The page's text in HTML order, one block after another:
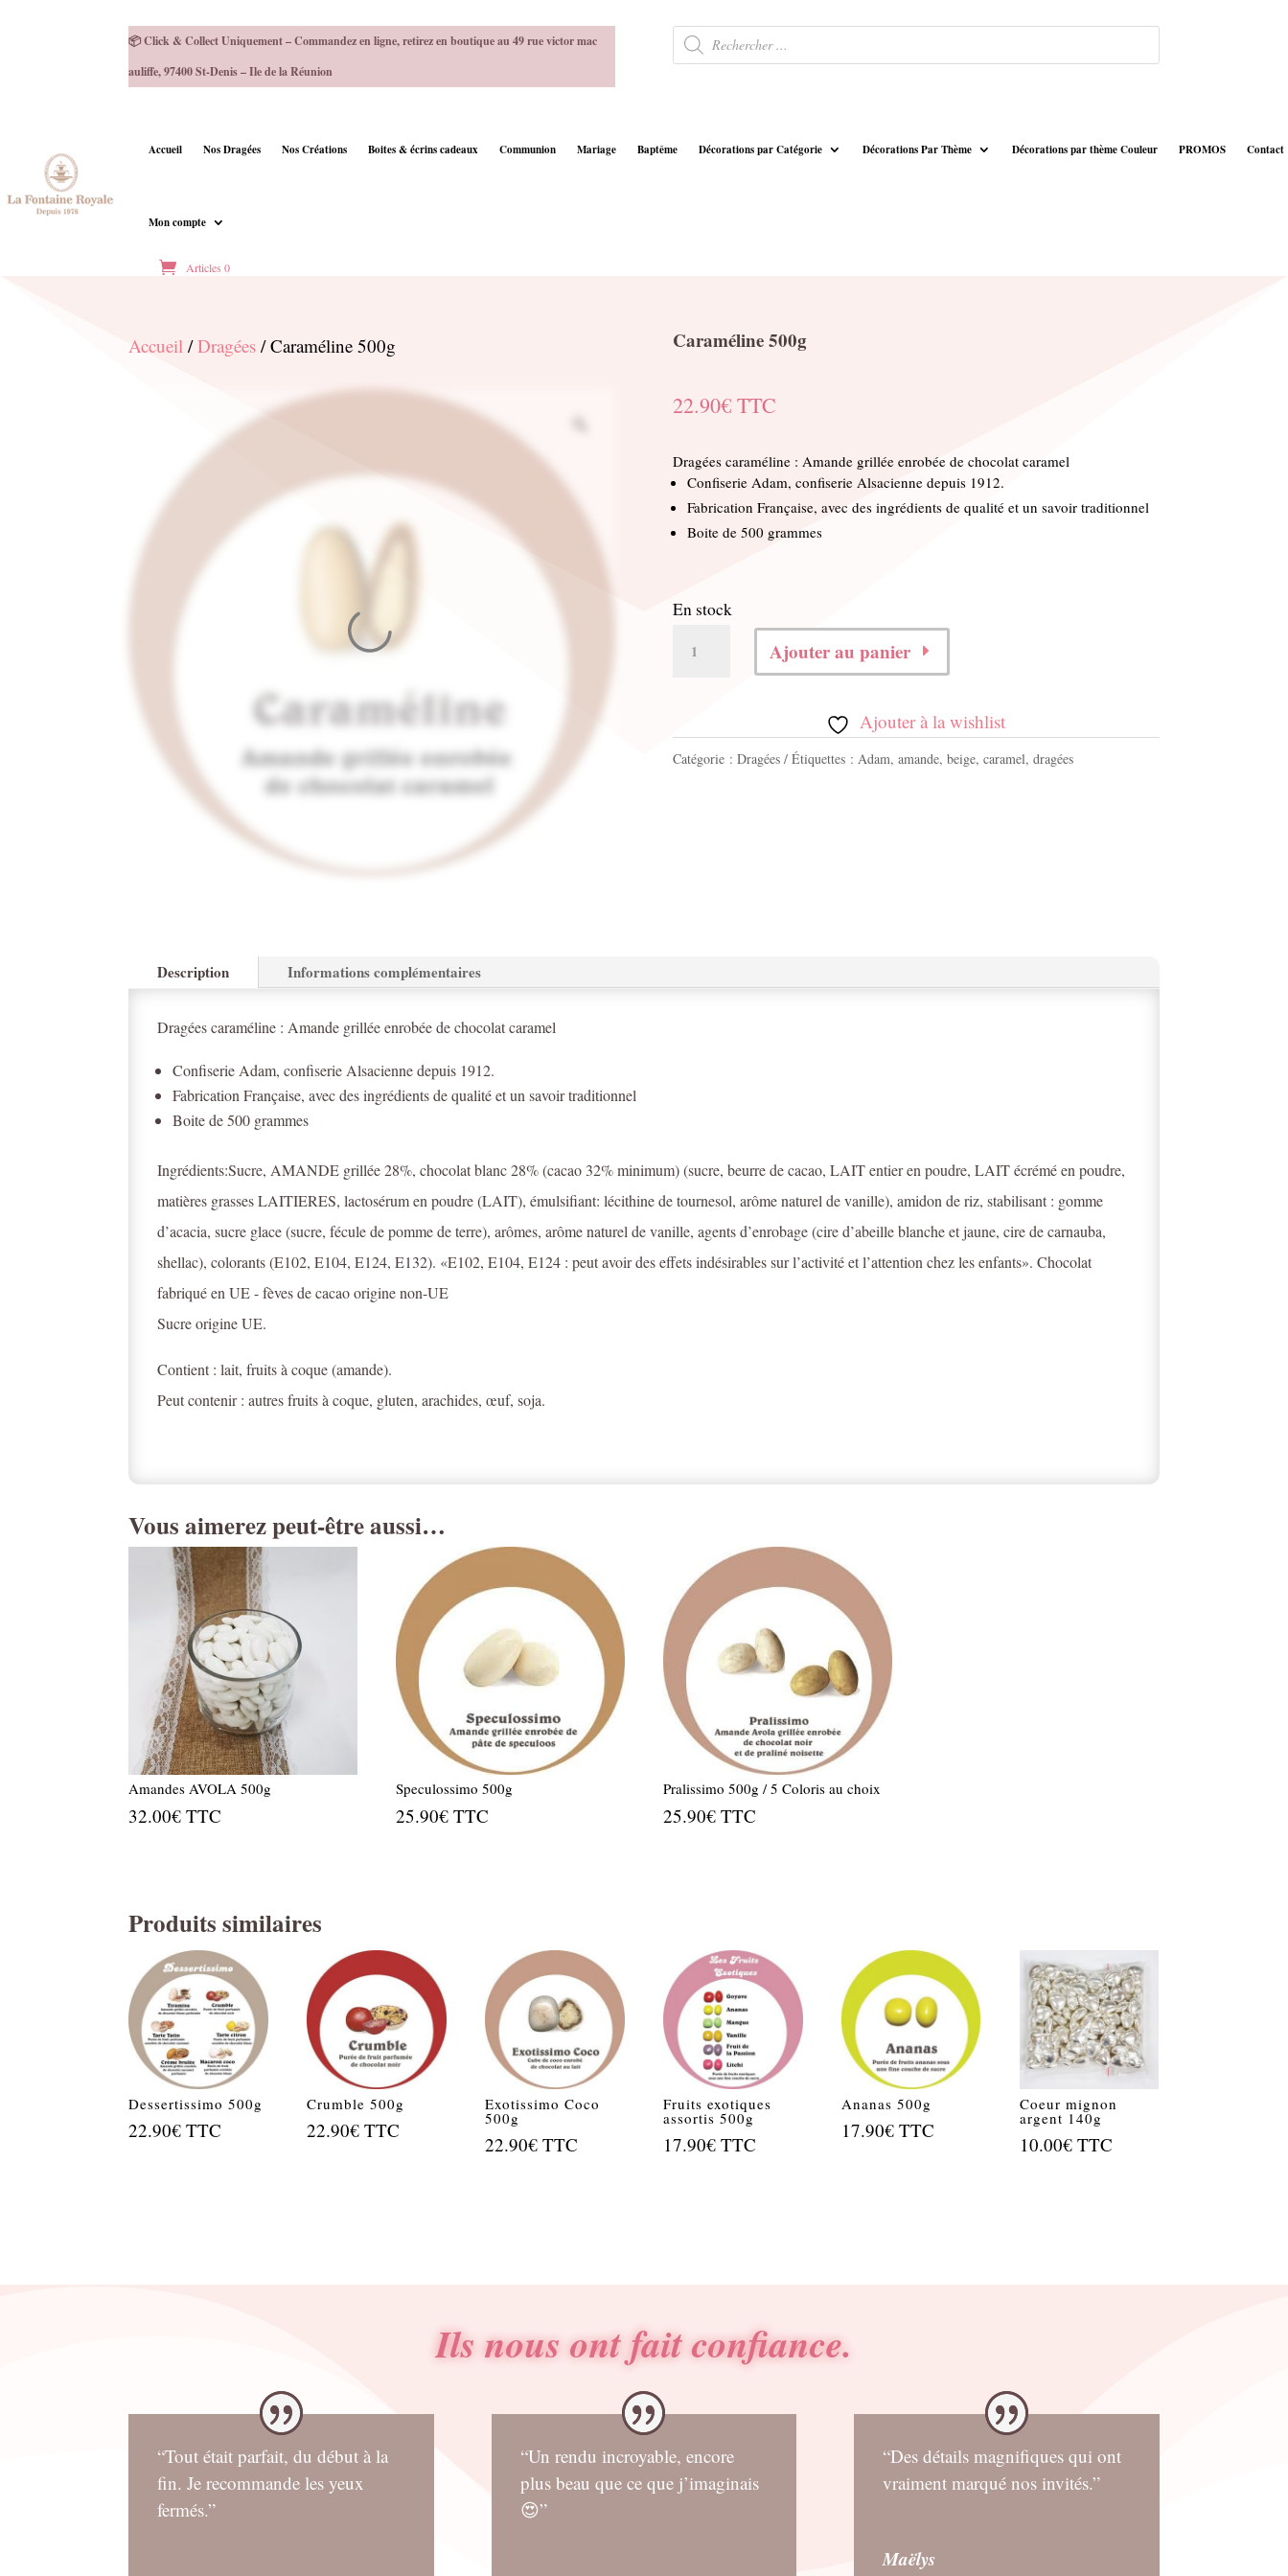
📦 Click & Collect Uniquement – Commandez en ligne, retirez en boutique au 49 rue victor mac
auliffe, 97400 St-Denis – Ile de la Réunion
Recherche
de
produits
Accueil Nos Dragées Nos Créations Boites & écrins cadeaux Communion Mariage Baptême Décorations par Catégorie Décorations Par Thème Décorations par thème Couleur PROMOS Contact
Mon compte
Articles 0
Accueil /Dragées / Caraméline 500g Caraméline 500g
22.90€ TTC
Dragées caraméline : Amande grillée enrobée de chocolat caramel
Confiserie Adam, confiserie Alsacienne depuis 1912.
Fabrication Française, avec des ingrédients de qualité et un savoir traditionnel
Boite de 500 grammes
En stock
500g
Ajouter au panier
Ajouter à la wishlist
Catégorie : Dragées Étiquettes : Adam, amande, beige, caramel, dragées
Description Informations complémentaires
Dragées caraméline : Amande grillée enrobée de chocolat caramel
Confiserie Adam, confiserie Alsacienne depuis 1912.
Fabrication Française, avec des ingrédients de qualité et un savoir traditionnel
Boite de 500 grammes
Ingrédients:Sucre, AMANDE grillée 28%, chocolat blanc 28% (cacao 32% minimum) (sucre, beurre de cacao, LAIT entier en poudre, LAIT écrémé en poudre,
matières grasses LAITIERES, lactosérum en poudre (LAIT), émulsifiant: lécithine de tournesol, arôme naturel de vanille), amidon de riz, stabilisant : gomme
d’acacia, sucre glace (sucre, fécule de pomme de terre), arômes, arôme naturel de vanille, agents d’enrobage (cire d’abeille blanche et jaune, cire de carnauba,
shellac), colorants (E102, E104, E124, E132). «E102, E104, E124 : peut avoir des effets indésirables sur l’activité et l’attention chez les enfants». Chocolat
fabriqué en UE - fèves de cacao origine non-UE
Sucre origine UE.
Contient : lait, fruits à coque (amande).
Peut contenir : autres fruits à coque, gluten, arachides, œuf, soja.
Vous aimerez peut-être aussi…
Amandes AVOLA 500g
32.00€ TTC
Speculossimo 500g
25.90€ TTC
Pralissimo 500g / 5 Coloris au choix
25.90€ TTC
Produits similaires
Dessertissimo 500g
22.90€ TTC
Crumble 500g
22.90€ TTC
Exotissimo Coco
500g
22.90€ TTC
Fruits exotiques
assortis 500g
17.90€ TTC
Ananas 500g
17.90€ TTC
Coeur mignon
argent 140g
10.00€ TTC
Ils nous ont fait confiance.
“Tout était parfait, du début à la
fin. Je recommande les yeux
fermés.”
“Un rendu incroyable, encore
plus beau que ce que j’imaginais
😍”
“Des détails magnifiques qui ont
vraiment marqué nos invités.”
Maëlys